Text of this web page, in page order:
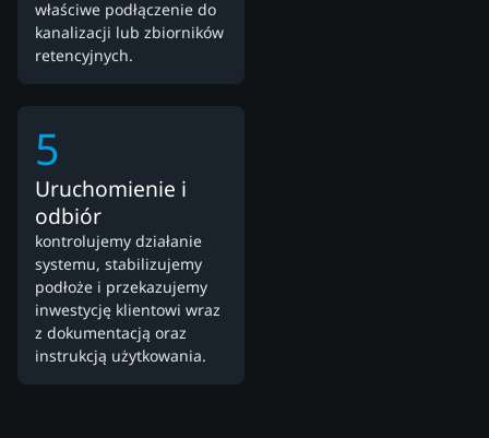
właściwe podłączenie do
kanalizacji lub zbiorników
retencyjnych.
5
Uruchomienie i
odbiór
kontrolujemy działanie
systemu, stabilizujemy
podłoże i przekazujemy
inwestycję klientowi wraz
z dokumentacją oraz
instrukcją użytkowania.